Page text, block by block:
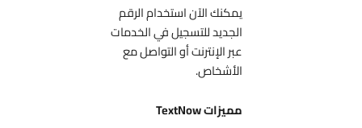
يمكنك الآن استخدام الرقم
الجديد للتسجيل في الخدمات
عبر الإنترنت أو التواصل مع
الأشخاص.
مميزات TextNow